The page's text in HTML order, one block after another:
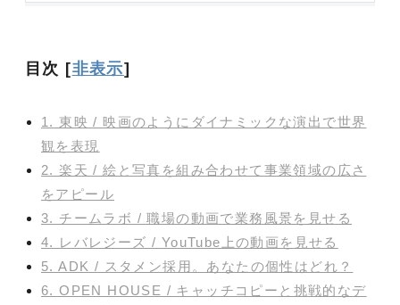
目次 [非表示]
1. 東映 / 映画のようにダイナミックな演出で世界
観を表現
2. 楽天 / 絵と写真を組み合わせて事業領域の広さ
をアピール
3. チームラボ / 職場の動画で業務風景を見せる
4. レバレジーズ / YouTube上の動画を見せる
5. ADK / スタメン採用。あなたの個性はどれ？
6. OPEN HOUSE / キャッチコピーと挑戦的なデ